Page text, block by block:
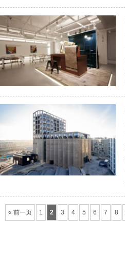
« 前一页 1 2 3 4 5 6 7 8